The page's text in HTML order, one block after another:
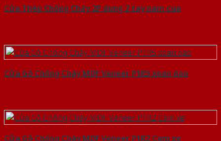
Cửa Thép Chống Cháy 2P dung 2 tay nam cua
Cửa Gỗ Chống Cháy MDF Veneer P1R5 xoan dao
Cửa Gỗ Chống Cháy MDF Veneer P1R2 Cam xe